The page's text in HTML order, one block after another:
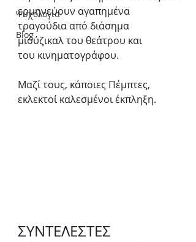
Ψυχολογία
Blog
ερμηνεύουν αγαπημένα
τραγούδια από διάσημα
μιούζικαλ του θεάτρου και
του κινηματογράφου.
Μαζί τους, κάποιες Πέμπτες,
εκλεκτοί καλεσμένοι έκπληξη.
ΣΥΝΤΕΛΕΣΤΕΣ